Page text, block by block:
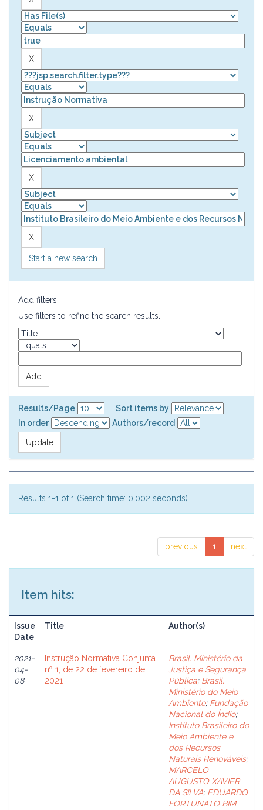
Start a new search
Add filters:
Use filters to refine the search results.
Results/Page
Sort items by
In order
Authors/record
Results 1-1 of 1 (Search time: 0.002 seconds).
previous 1 next
Item hits:
Issue
Date
Title Author(s)
2021-
04-
08
Instrução Normativa Conjunta
nº 1, de 22 de fevereiro de
2021
Brasil. Ministério da
Justiça e Segurança
Pública; Brasil.
Ministério do Meio
Ambiente; Fundação
Nacional do Índio;
Instituto Brasileiro do
Meio Ambiente e
dos Recursos
Naturais Renováveis;
MARCELO
AUGUSTO XAVIER
DA SILVA; EDUARDO
FORTUNATO BIM